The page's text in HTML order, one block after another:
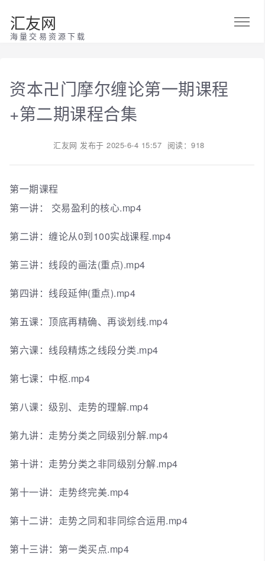
汇友网
海量交易资源下载
资本卍门摩尔缠论第一期课程
+第二期课程合集
汇友网 发布于2025-6-4 15:57 阅读：918
第一期课程
第一讲： 交易盈利的核心.mp4
第二讲：缠论从0到100实战课程.mp4
第三讲：线段的画法(重点).mp4
第四讲：线段延伸(重点).mp4
第五课：顶底再精确、再谈划线.mp4
第六课：线段精炼之线段分类.mp4
第七课：中枢.mp4
第八课：级别、走势的理解.mp4
第九讲：走势分类之同级别分解.mp4
第十讲：走势分类之非同级别分解.mp4
第十一讲：走势终完美.mp4
第十二讲：走势之同和非同综合运用.mp4
第十三讲：第一类买点.mp4